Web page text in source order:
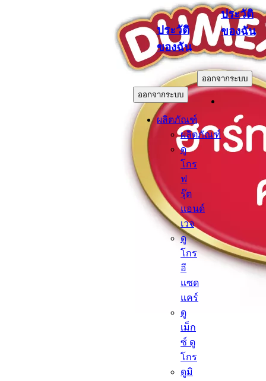
ประวัติ
ของฉัน
.
ออกจากระบบ
ผลิตภัณฑ์
ผลิตภัณฑ์
ดู
โกร
ฟ
รุ๊ต
แอนด์
เวจ
ดู
โกร
อี
แซด
แคร์
ดู
เม็ก
ซ์ ดู
โกร
ดูมิ
ประวัติ
ของฉัน
.
ออกจากระบบ